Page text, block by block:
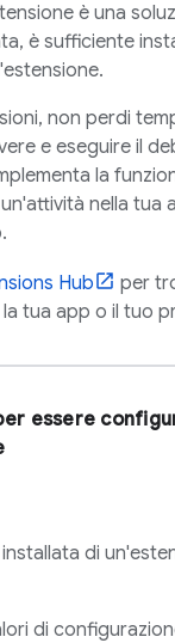
è una
è sufficiente
non perdi
e eseguire il
la
nella tua
Hub
per
tua app o il tuo
essere
di
di